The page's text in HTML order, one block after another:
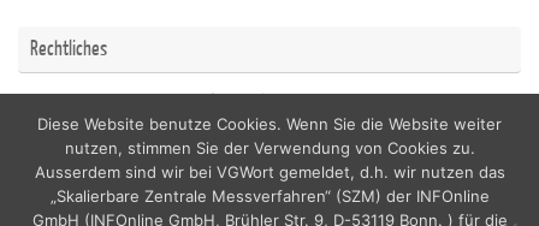
Rechtliches
Diese Website benutze Cookies. Wenn Sie die Website weiter
nutzen, stimmen Sie der Verwendung von Cookies zu.
Ausserdem sind wir bei VGWort gemeldet, d.h. wir nutzen das
„Skalierbare Zentrale Messverfahren“ (SZM) der INFOnline
GmbH (INFOnline GmbH, Brühler Str. 9, D-53119 Bonn. ) für die